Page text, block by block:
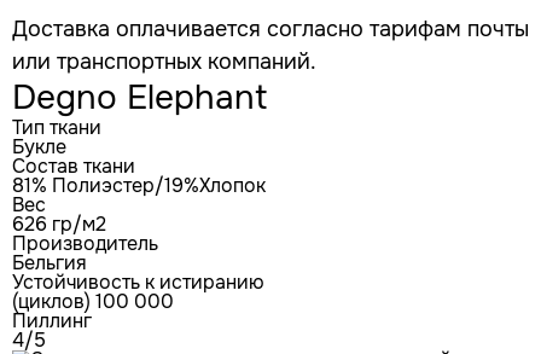
Доставка оплачивается согласно тарифам почты
или транспортных компаний.
Degno Elephant
Тип ткани
Букле
Состав ткани
81% Полиэстер/19%Хлопок
Вес
626 гр/м2
Производитель
Бельгия
Устойчивость к истиранию
(циклов) 100 000
Пиллинг
4/5